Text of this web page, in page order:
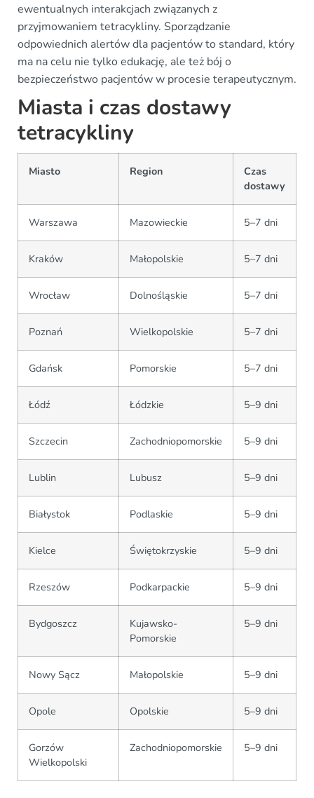
ewentualnych interakcjach związanych z
przyjmowaniem tetracykliny. Sporządzanie
odpowiednich alertów dla pacjentów to standard, który
ma na celu nie tylko edukację, ale też bój o
bezpieczeństwo pacjentów w procesie terapeutycznym.
Miasta i czas dostawy
tetracykliny
Miasto Region
Czas
dostawy
Warszawa Mazowieckie 5–7 dni
Kraków Małopolskie 5–7 dni
Wrocław Dolnośląskie 5–7 dni
Poznań Wielkopolskie 5–7 dni
Gdańsk Pomorskie 5–7 dni
Łódź Łódzkie 5–9 dni
Szczecin Zachodniopomorskie 5–9 dni
Lublin Lubusz 5–9 dni
Białystok Podlaskie 5–9 dni
Kielce Świętokrzyskie 5–9 dni
Rzeszów Podkarpackie 5–9 dni
Bydgoszcz
Kujawsko-
Pomorskie
5–9 dni
Nowy Sącz Małopolskie 5–9 dni
Opole Opolskie 5–9 dni
Gorzów
Wielkopolski
Zachodniopomorskie 5–9 dni